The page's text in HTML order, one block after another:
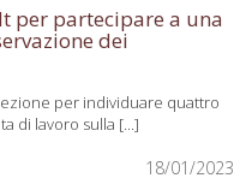
per partecipare a una
dei
per individuare quattro
di lavoro sulla [...]
18/01/2023